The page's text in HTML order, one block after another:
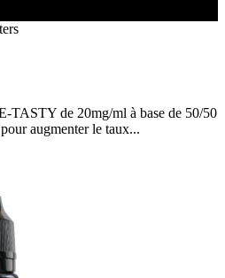
- RECHERCHE AVANCÉE
Aspire,
Poche
Boxs
l'air"
ARTE
Genericlop
TASTY de 20mg/ml à base de 50/50
augmenter le taux...